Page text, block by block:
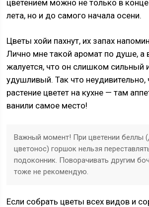
цветением можно не только в
лета, но и до самого начала осени.
Цветы хойи пахнут, их запах
Лично мне такой аромат по душе, а
жалуется, что он слишком сильный
удушливый. Так что неудивительно,
растение цветет на кухне — там
ванили самое место!
Важный момент! При цветении беллы
цветонос) горшок нельзя
подоконник. Поворачивать другим
тоже не рекомендую.
Если собрать цветы всех видов и